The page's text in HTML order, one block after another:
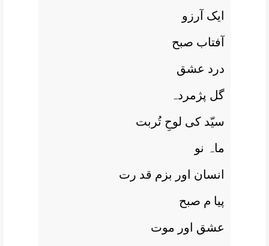
ايک آرزو
آفتاب صبح
درد عشق
گل پژمردہ
سیّد کی لوحِ تُربت
ماہ نو
انسان اور بزم قد رت
پيا م صبح
عشق اور موت